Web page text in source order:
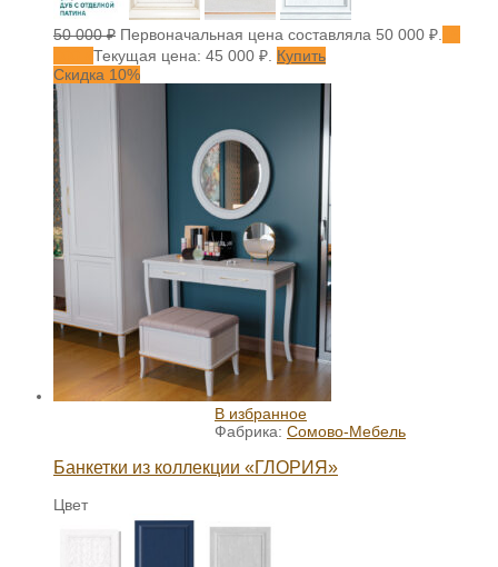
50 000₽ Первоначальная цена составляла 50 000 ₽.
Текущая цена: 45 000 ₽. Купить
Скидка 10%
В избранное
Фабрика: Сомово-Мебель
Банкетки из коллекции «ГЛОРИЯ»
Цвет